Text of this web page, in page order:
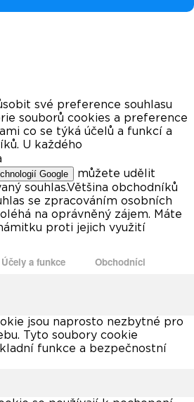
své preference souhlasu
souborů cookies a preference
co se týká účelů a funkcí a
U každého
Google
můžete udělit
souhlas.Většina obchodníků
se zpracováním osobních
na oprávněný zájem. Máte
proti jejich využití
Účely a funkce Obchodníci
jsou naprosto nezbytné pro
Tyto soubory cookie
funkce a bezpečnostní